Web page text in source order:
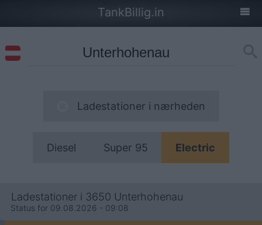
TankBillig.in
Ladestationer i nærheden
Diesel Super 95 Electric
Ladestationer i 3650 Unterhohenau
Status for 09.08.2026 - 09:08